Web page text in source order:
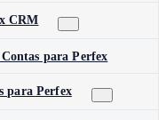
CRM
para Perfex
para Perfex